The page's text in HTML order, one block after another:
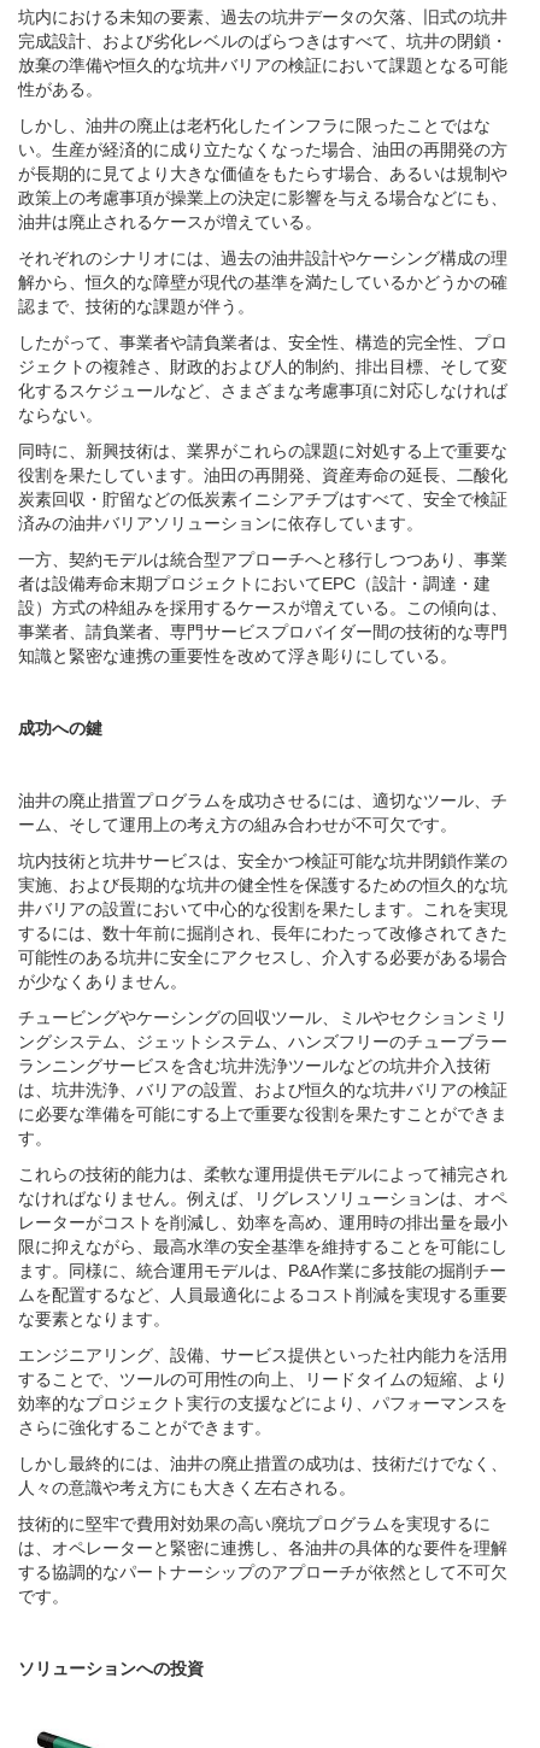
坑内における未知の要素、過去の坑井データの欠落、旧式の坑井
完成設計、および劣化レベルのばらつきはすべて、坑井の閉鎖・
放棄の準備や恒久的な坑井バリアの検証において課題となる可能
性がある。
しかし、油井の廃止は老朽化したインフラに限ったことではな
い。生産が経済的に成り立たなくなった場合、油田の再開発の方
が長期的に見てより大きな価値をもたらす場合、あるいは規制や
政策上の考慮事項が操業上の決定に影響を与える場合などにも、
油井は廃止されるケースが増えている。
それぞれのシナリオには、過去の油井設計やケーシング構成の理
解から、恒久的な障壁が現代の基準を満たしているかどうかの確
認まで、技術的な課題が伴う。
したがって、事業者や請負業者は、安全性、構造的完全性、プロ
ジェクトの複雑さ、財政的および人的制約、排出目標、そして変
化するスケジュールなど、さまざまな考慮事項に対応しなければ
ならない。
同時に、新興技術は、業界がこれらの課題に対処する上で重要な
役割を果たしています。油田の再開発、資産寿命の延長、二酸化
炭素回収・貯留などの低炭素イニシアチブはすべて、安全で検証
済みの油井バリアソリューションに依存しています。
一方、契約モデルは統合型アプローチへと移行しつつあり、事業
者は設備寿命末期プロジェクトにおいてEPC（設計・調達・建
設）方式の枠組みを採用するケースが増えている。この傾向は、
事業者、請負業者、専門サービスプロバイダー間の技術的な専門
知識と緊密な連携の重要性を改めて浮き彫りにしている。
成功への鍵
油井の廃止措置プログラムを成功させるには、適切なツール、チ
ーム、そして運用上の考え方の組み合わせが不可欠です。
坑内技術と坑井サービスは、安全かつ検証可能な坑井閉鎖作業の
実施、および長期的な坑井の健全性を保護するための恒久的な坑
井バリアの設置において中心的な役割を果たします。これを実現
するには、数十年前に掘削され、長年にわたって改修されてきた
可能性のある坑井に安全にアクセスし、介入する必要がある場合
が少なくありません。
チュービングやケーシングの回収ツール、ミルやセクションミリ
ングシステム、ジェットシステム、ハンズフリーのチューブラー
ランニングサービスを含む坑井洗浄ツールなどの坑井介入技術
は、坑井洗浄、バリアの設置、および恒久的な坑井バリアの検証
に必要な準備を可能にする上で重要な役割を果たすことができま
す。
これらの技術的能力は、柔軟な運用提供モデルによって補完され
なければなりません。例えば、リグレスソリューションは、オペ
レーターがコストを削減し、効率を高め、運用時の排出量を最小
限に抑えながら、最高水準の安全基準を維持することを可能にし
ます。同様に、統合運用モデルは、P&A作業に多技能の掘削チー
ムを配置するなど、人員最適化によるコスト削減を実現する重要
な要素となります。
エンジニアリング、設備、サービス提供といった社内能力を活用
することで、ツールの可用性の向上、リードタイムの短縮、より
効率的なプロジェクト実行の支援などにより、パフォーマンスを
さらに強化することができます。
しかし最終的には、油井の廃止措置の成功は、技術だけでなく、
人々の意識や考え方にも大きく左右される。
技術的に堅牢で費用対効果の高い廃坑プログラムを実現するに
は、オペレーターと緊密に連携し、各油井の具体的な要件を理解
する協調的なパートナーシップのアプローチが依然として不可欠
です。
ソリューションへの投資